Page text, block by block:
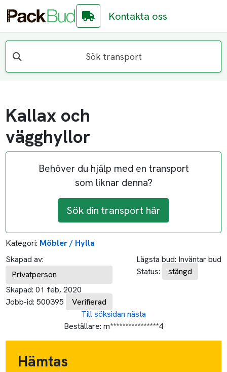
Kontakta oss
Sök transport
Kallax och
vägghyllor
Behöver du hjälp med en transport
som liknar denna?
Sök din transport här
Kategori: Möbler / Hylla
Skapad av:
Privatperson
Skapad: 01 feb, 2020
Jobb-id: 500395 Verifierad
Lägsta bud: Inväntar bud
Status:
stängd
Till söksidan nästa
Beställare: m****************4
Hämtas